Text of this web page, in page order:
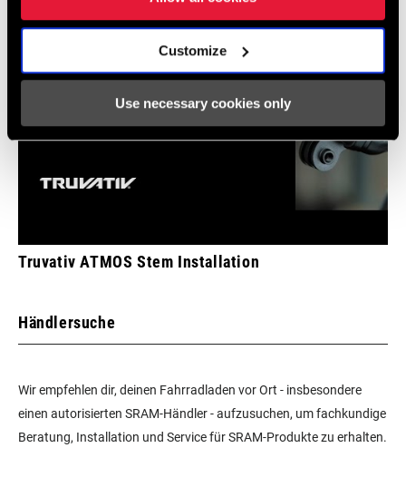
Customize
Use necessary cookies only
Truvativ ATMOS Stem Installation
Händlersuche
Wir empfehlen dir, deinen Fahrradladen vor Ort - insbesondere
einen autorisierten SRAM-Händler - aufzusuchen, um fachkundige
Beratung, Installation und Service für SRAM-Produkte zu erhalten.